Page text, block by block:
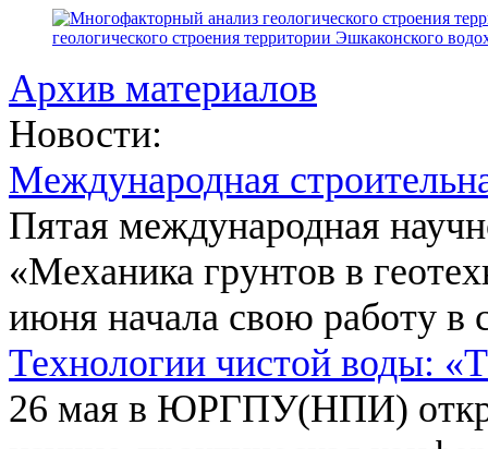
геологического строения территории Эшкаконского
Архив материалов
Новости:
Международная
Пятая международная
«Механика грунтов в
июня начала свою работу в
Технологии чистой воды:
26 мая в ЮРГПУ(НПИ)